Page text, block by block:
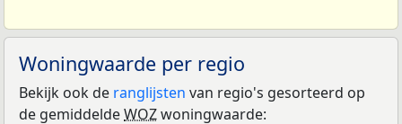
Woningwaarde per regio
Bekijk ook de ranglijsten van regio's gesorteerd op
de gemiddeldeWOZwoningwaarde: